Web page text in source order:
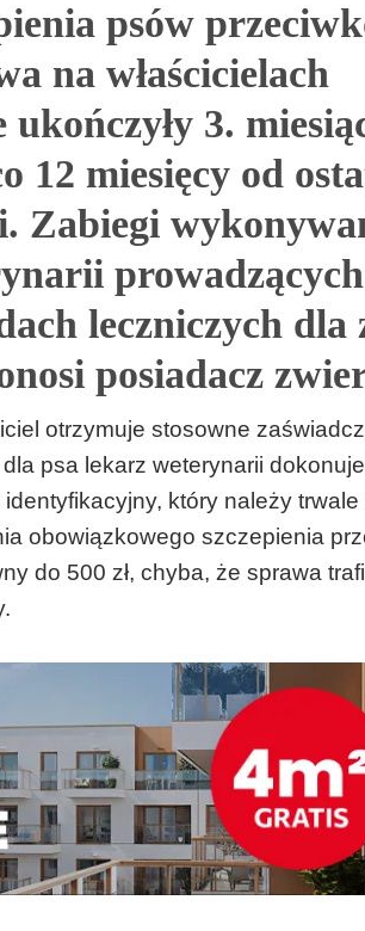
psów
na właścicielach
3.
12 miesięcy od
Zabiegi
prowadzących
leczniczych dla
posiadacz
otrzymuje stosowne
psa lekarz weterynarii
który należy
obowiązkowego szczepienia
do 500 zł, chyba, że sprawa